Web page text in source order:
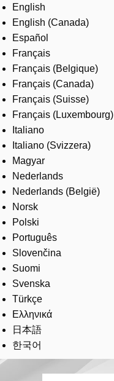
Careers
English
English (Canada)
Español
Français
Français (Belgique)
Français (Canada)
Français (Suisse)
Français (Luxembourg)
Italiano
Italiano (Svizzera)
Magyar
Nederlands
Nederlands (België)
Norsk
Polski
Português
Slovenčina
Suomi
Svenska
Türkçe
Ελληνικά
日本語
한국어